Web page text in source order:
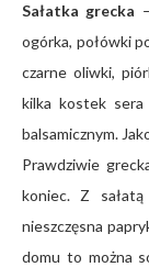
Sałatka grecka
ogórka, połówki
czarne oliwki,
kilka kostek sera
balsamicznym.
Prawdziwie
koniec. Z
nieszczęsna
domu to można